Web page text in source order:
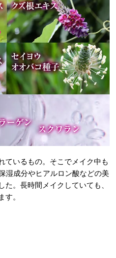
ているもの。そこでメイク中も
湿成分やヒアルロン酸などの美
。長時間メイクしていても、
す。